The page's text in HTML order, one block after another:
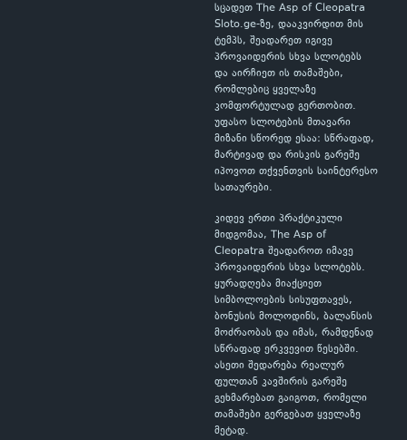
სცადეთ The Asp of Cleopatra
Sloto.ge-ზე, დააკვირდით მის
ტემპს, შეადარეთ იგივე
პროვაიდერის სხვა სლოტებს
და აირჩიეთ ის თამაშები,
რომლებიც ყველაზე
კომფორტულად გერთობით.
უფასო სლოტების მთავარი
მიზანი სწორედ ესაა: სწრაფად,
მარტივად და რისკის გარეშე
იპოვოთ თქვენთვის საინტერესო
სათაურები.
კიდევ ერთი პრაქტიკული
მიდგომაა, The Asp of
Cleopatra შეადაროთ იმავე
პროვაიდერის სხვა სლოტებს.
ყურადღება მიაქციეთ
სიმბოლოების სისუფთავეს,
ბონუსის მოლოდინს, ბალანსის
მოძრაობას და იმას, რამდენად
სწრაფად ერკვევით წესებში.
ასეთი შედარება რეალურ
ფულთან კავშირის გარეშე
გეხმარებათ გაიგოთ, რომელი
თამაშები გერგებათ ყველაზე
მეტად.